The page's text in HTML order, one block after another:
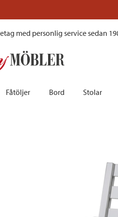
med personlig service sedan
Fåtöljer Bord
Småbord | Sidobord
Stolar
Stolsdynor
Trästolar